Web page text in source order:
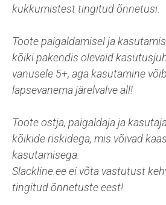
kukkumistest tingitud õnnetusi.
Toote paigaldamisel ja
kõiki pakendis olevaid
vanusele 5+, aga kasutamine
lapsevanema järelvalve all!
Toote ostja, paigaldaja ja
kõikide riskidega, mis võivad
kasutamisega.
Slackline.ee ei võta vastutust
tingitud õnnetuste eest!